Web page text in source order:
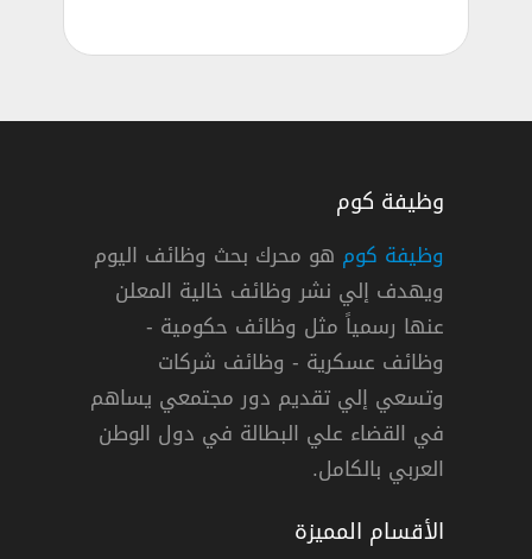
(رتبة جندي) لحملة الثانوية 1445
نتائج القبول
وظيفة كوم
وظيفة كوم هو محرك بحث وظائف اليوم
ويهدف إلي نشر وظائف خالية المعلن
عنها رسمياً مثل وظائف حكومية -
وظائف عسكرية - وظائف شركات
وتسعي إلي تقديم دور مجتمعي يساهم
في القضاء علي البطالة في دول الوطن
العربي بالكامل.
الأقسام المميزة